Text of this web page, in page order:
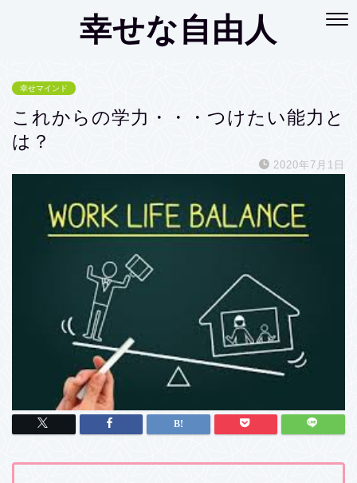
幸せな自由人
幸せマインド
これからの学力・・・つけたい能力と
は？
2020年7月1日